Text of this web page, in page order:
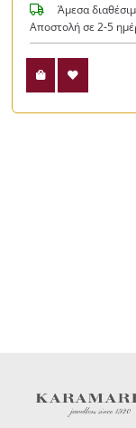
Άμεσα
Αποστολή σε 2-5